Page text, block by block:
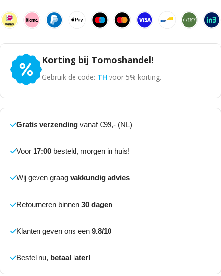
Korting bij Tomoshandel!
Gebruik de code: TH voor 5% korting.
Gratis verzending vanaf €99,- (NL)
Voor 17:00 besteld, morgen in huis!
Wij geven graag vakkundig advies
Retourneren binnen 30 dagen
Klanten geven ons een 9.8/10
Bestel nu, betaal later!